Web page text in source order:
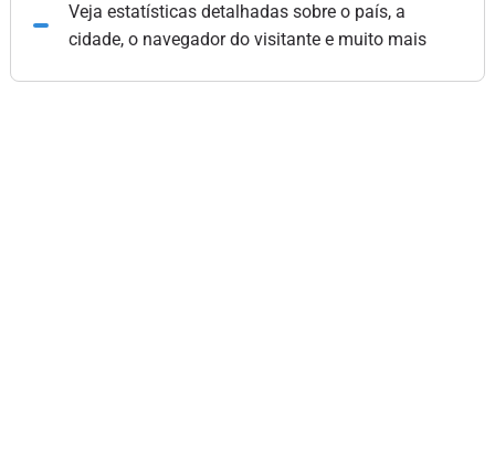
Veja estatísticas detalhadas sobre o país, a
cidade, o navegador do visitante e muito mais